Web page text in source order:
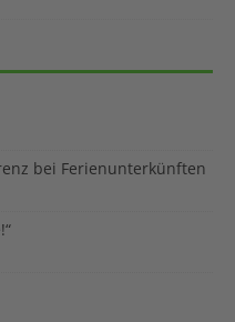
bei Ferienunterkünften